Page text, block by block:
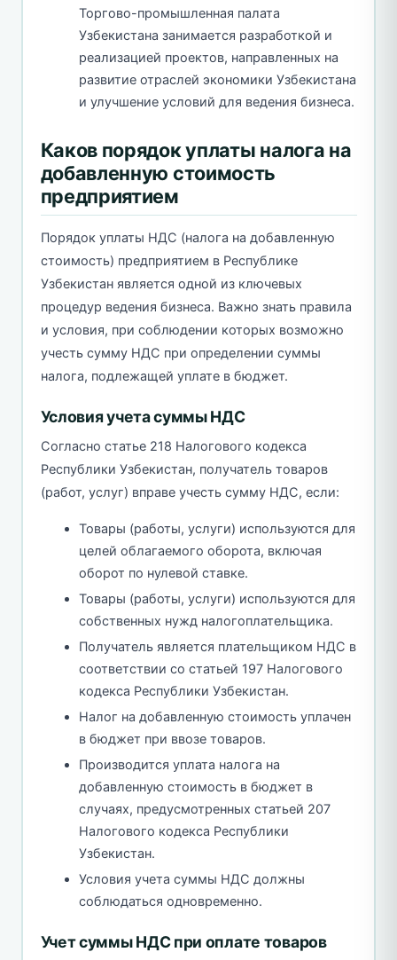
Торгово-промышленная палата
Узбекистана занимается разработкой и
реализацией проектов, направленных на
развитие отраслей экономики Узбекистана
и улучшение условий для ведения бизнеса.
Каков порядок уплаты налога на
добавленную стоимость
предприятием
Порядок уплаты НДС (налога на добавленную
стоимость) предприятием в Республике
Узбекистан является одной из ключевых
процедур ведения бизнеса. Важно знать правила
и условия, при соблюдении которых возможно
учесть сумму НДС при определении суммы
налога, подлежащей уплате в бюджет.
Условия учета суммы НДС
Согласно статье 218 Налогового кодекса
Республики Узбекистан, получатель товаров
(работ, услуг) вправе учесть сумму НДС, если:
Товары (работы, услуги) используются для
целей облагаемого оборота, включая
оборот по нулевой ставке.
Товары (работы, услуги) используются для
собственных нужд налогоплательщика.
Получатель является плательщиком НДС в
соответствии со статьей 197 Налогового
кодекса Республики Узбекистан.
Налог на добавленную стоимость уплачен
в бюджет при ввозе товаров.
Производится уплата налога на
добавленную стоимость в бюджет в
случаях, предусмотренных статьей 207
Налогового кодекса Республики
Узбекистан.
Условия учета суммы НДС должны
соблюдаться одновременно.
Учет суммы НДС при оплате товаров